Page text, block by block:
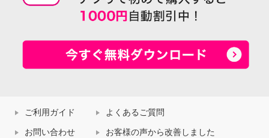
ご利用ガイド よくあるご質問
お問い合わせ お客様の声から改善しました